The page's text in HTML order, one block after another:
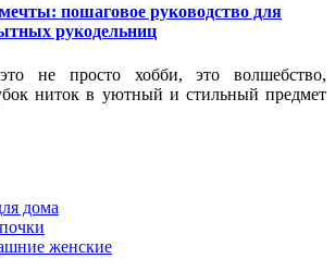
пошаговое руководство для
рукодельниц
не просто хобби, это волшебство,
ниток в уютный и стильный предмет
дома
женские